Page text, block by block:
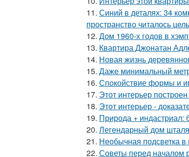
11. Синий в деталях: 34
пространство читалось
12. Дом 1960-х годов в
13. Квартира Джонатан
14. Новая жизнь
15. Даже минимальный
16. Спокойствие формы и
17. Этот интерьер
18. Этот интерьер -
19. Природа + индастриал:
20. Легендарный дом
21. Необычная подсветка в
22. Советы перед началом